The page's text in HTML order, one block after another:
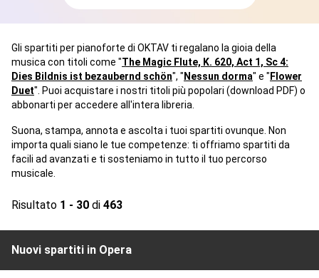
Gli spartiti per pianoforte di OKTAV ti regalano la gioia della
musica con titoli come "The Magic Flute, K. 620, Act 1, Sc 4:
Dies Bildnis ist bezaubernd schön", " Nessun dorma" e " Flower
Duet". Puoi acquistare i nostri titoli più popolari (download PDF) o
abbonarti per accedere all'intera libreria.
Suona, stampa, annota e ascolta i tuoi spartiti ovunque. Non
importa quali siano le tue competenze: ti offriamo spartiti da
facili ad avanzati e ti sosteniamo in tutto il tuo percorso
musicale.
Risultato 1 - 30 di 463
Nuovi spartiti in Opera